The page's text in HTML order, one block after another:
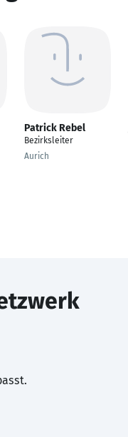
Patrick Rebel
Bezirksleiter
Aurich